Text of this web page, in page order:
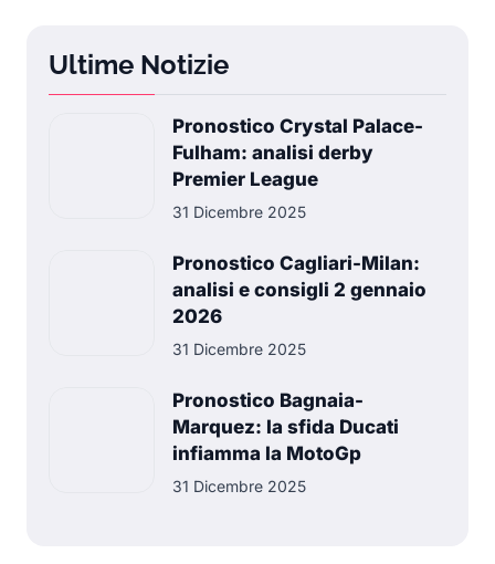
Ultime Notizie
Pronostico Crystal Palace-
Fulham: analisi derby
Premier League
31 Dicembre 2025
Pronostico Cagliari-Milan:
analisi e consigli 2 gennaio
2026
31 Dicembre 2025
Pronostico Bagnaia-
Marquez: la sfida Ducati
infiamma la MotoGp
31 Dicembre 2025